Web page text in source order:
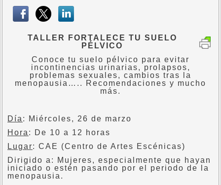
TALLER FORTALECE TU SUELO
PÉLVICO
Conoce tu suelo pélvico para evitar
incontinencias urinarias, prolapsos,
problemas sexuales, cambios tras la
menopausia….. Recomendaciones y mucho
más.
Día : Miércoles, 26 de marzo
Hora : De 10 a 12 horas
Lugar: CAE (Centro de Artes Escénicas)
Dirigido a: Mujeres, especialmente que hayan
iniciado o estén pasando por el periodo de la
menopausia.